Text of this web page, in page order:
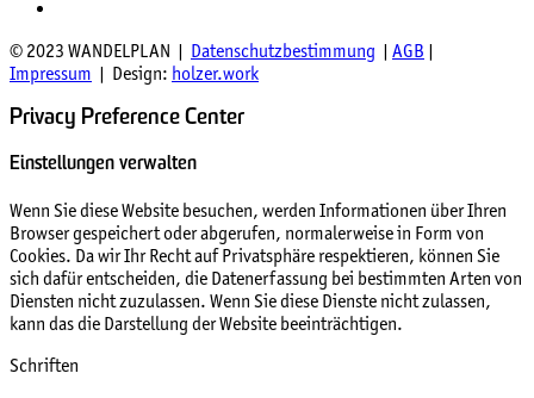
© 2023 WANDELPLAN | Datenschutzbestimmung | AGB |
Impressum | Design: holzer.work
Privacy Preference Center
Einstellungen verwalten
Wenn Sie diese Website besuchen, werden Informationen über Ihren
Browser gespeichert oder abgerufen, normalerweise in Form von
Cookies. Da wir Ihr Recht auf Privatsphäre respektieren, können Sie
sich dafür entscheiden, die Datenerfassung bei bestimmten Arten von
Diensten nicht zuzulassen. Wenn Sie diese Dienste nicht zulassen,
kann das die Darstellung der Website beeinträchtigen.
Schriften